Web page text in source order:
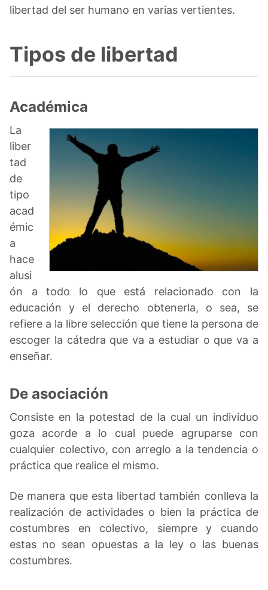
libertad del ser humano en varias vertientes.
Tipos de libertad
Académica
La
liber
tad
de
tipo
acad
émic
a
hace
alusi
ón a todo lo que está relacionado con la
educación y el derecho obtenerla, o sea, se
refiere a la libre selección que tiene la persona de
escoger la cátedra que va a estudiar o que va a
enseñar.
De asociación
Consiste en la potestad de la cual un individuo
goza acorde a lo cual puede agruparse con
cualquier colectivo, con arreglo a la tendencia o
práctica que realice el mismo.
De manera que esta libertad también conlleva la
realización de actividades o bien la práctica de
costumbres en colectivo, siempre y cuando
estas no sean opuestas a la ley o las buenas
costumbres.